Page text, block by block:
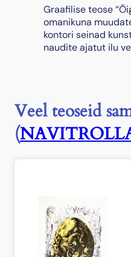
Graafilise teose
omanikuna
kontori seinad
naudite ajatut ilu
Veel teoseid
(